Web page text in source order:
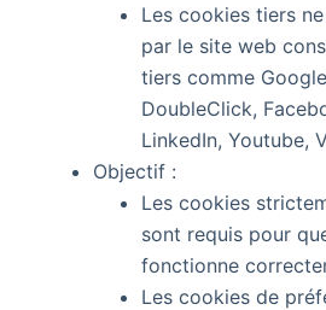
Les cookies tiers
par le site web
tiers comme
DoubleClick,
LinkedIn, Youtube,
Objectif :
Les cookies
sont requis pour
fonctionne
Les cookies de